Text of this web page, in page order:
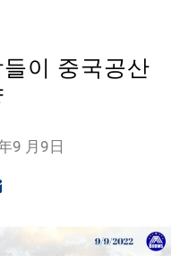
이 중국공산
9 月9日